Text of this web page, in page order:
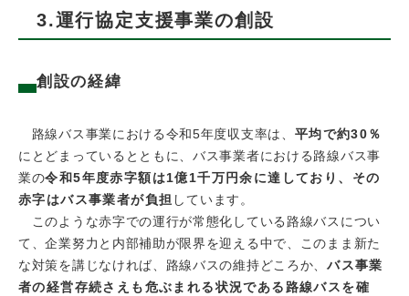
3.運行協定支援事業の創設
創設の経緯
路線バス事業における令和5年度収支率は、 平均で約30％
にとどまっているとともに、バス事業者における路線バス事
業の令和5年度赤字額は1億1千万円余に達しており、その
赤字はバス事業者が負担 しています。
このような赤字での運行が常態化している路線バスについ
て、企業努力と内部補助が限界を迎える中で、このまま新た
な対策を講じなければ、路線バスの維持どころか、バス事業
者の経営存続さえも危ぶまれる状況である路線バスを確